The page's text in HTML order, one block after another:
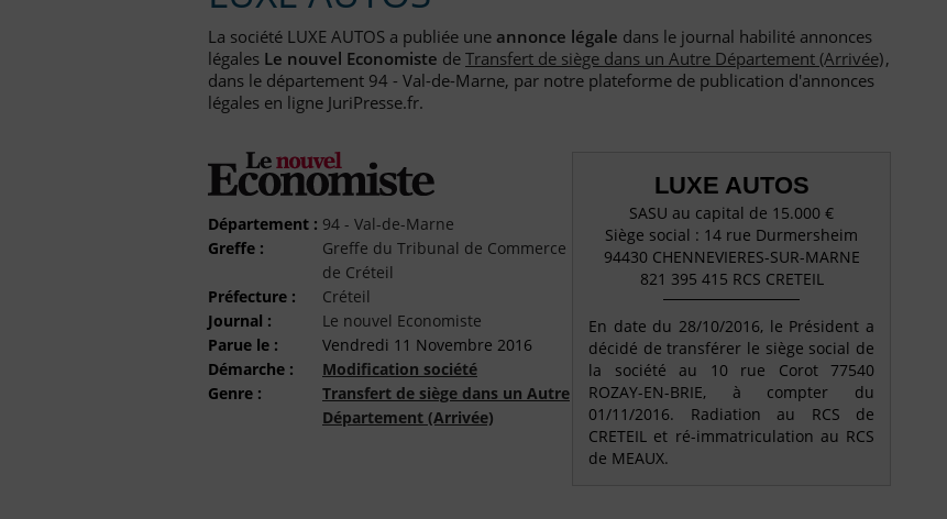
La société LUXE AUTOS a publiée une annonce légale dans le journal habilité annonces
légales Le nouvel Economiste deTransfert de siège dans un Autre Département (Arrivée),
dans le département 94 - Val-de-Marne, par notre plateforme de publication d'annonces
légales en ligne JuriPresse.fr.
Département : 94 - Val-de-Marne
Greffe :
Greffe du Tribunal de Commerce
de Créteil
Préfecture :
Créteil
Journal :
Le nouvel Economiste
Parue le :
Vendredi 11 Novembre 2016
Démarche :
Modification société
Genre :
Transfert de siège dans un Autre
Département (Arrivée)
LUXE AUTOS
SASU au capital de 15.000 €
Siège social : 14 rue Durmersheim
94430 CHENNEVIERES-SUR-MARNE
821 395 415 RCS CRETEIL
En date du 28/10/2016, le Président a
décidé de transférer le siège social de
la société au 10 rue Corot 77540
ROZAY-EN-BRIE, à compter du
01/11/2016. Radiation au RCS de
CRETEIL et ré-immatriculation au RCS
de MEAUX.